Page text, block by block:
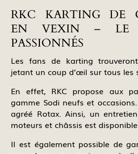
RKC KARTING DE
EN VEXIN – LE
PASSIONNÉS
Les fans de karting
jetant un coup d’œil sur tous les
En effet, RKC propose aux
gamme Sodi neufs et
agréé Rotax. Ainsi, un
moteurs et châssis est
Il est également possible de